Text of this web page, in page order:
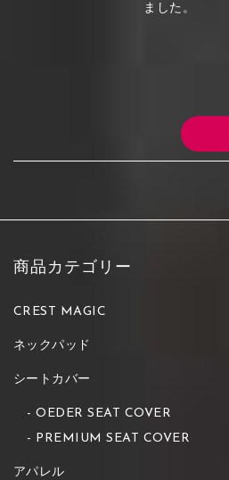
ました。
商品カテゴリー
CREST MAGIC
ネックパッド
シートカバー
OEDER SEAT COVER
PREMIUM SEAT COVER
アパレル